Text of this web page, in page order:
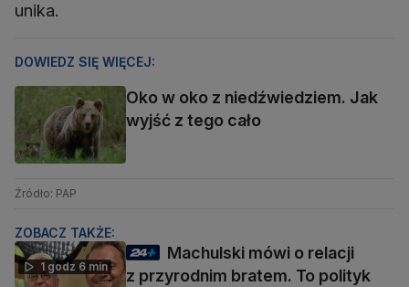
unika.
DOWIEDZ SIĘ WIĘCEJ:
Oko w oko z niedźwiedziem. Jak
wyjść z tego cało
Źródło: PAP
ZOBACZ TAKŻE:
1 godz 6 min
Machulski mówi o relacji
z przyrodnim bratem. To polityk